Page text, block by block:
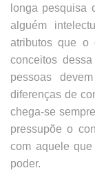
longa pesquisa
alguém
atributos que o
conceitos
pessoas
diferenças de
chega-se
pressupõe o
com aquele
poder.